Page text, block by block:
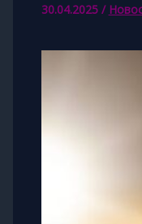
30.04.2025 /